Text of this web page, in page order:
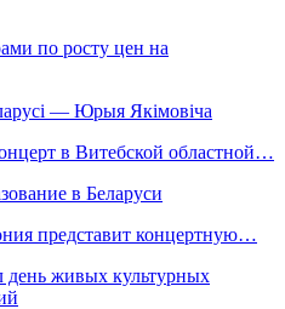
по росту цен на
— Юрыя Якімовіча
в Витебской областной…
в Беларуси
представит концертную…
день живых культурных